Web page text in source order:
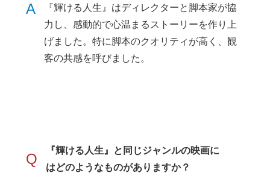
A
『輝ける人生』はディレクターと脚本家が協
力し、感動的で心温まるストーリーを作り上
げました。特に脚本のクオリティが高く、観
客の共感を呼びました。
Q
『輝ける人生』と同じジャンルの映画に
はどのようなものがありますか？